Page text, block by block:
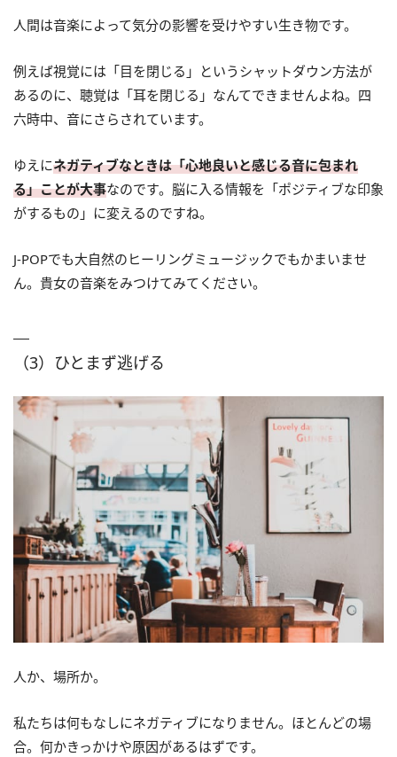
人間は音楽によって気分の影響を受けやすい生き物です。
例えば視覚には「目を閉じる」というシャットダウン方法が
あるのに、聴覚は「耳を閉じる」なんてできませんよね。四
六時中、音にさらされています。
ゆえにネガティブなときは「心地良いと感じる音に包まれ
る」ことが大事なのです。脳に入る情報を「ポジティブな印象
がするもの」に変えるのですね。
J-POPでも大自然のヒーリングミュージックでもかまいませ
ん。貴女の音楽をみつけてみてください。
（3）ひとまず逃げる
人か、場所か。
私たちは何もなしにネガティブになりません。ほとんどの場
合。何かきっかけや原因があるはずです。